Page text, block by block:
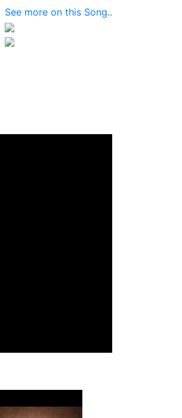
See more on this Song..